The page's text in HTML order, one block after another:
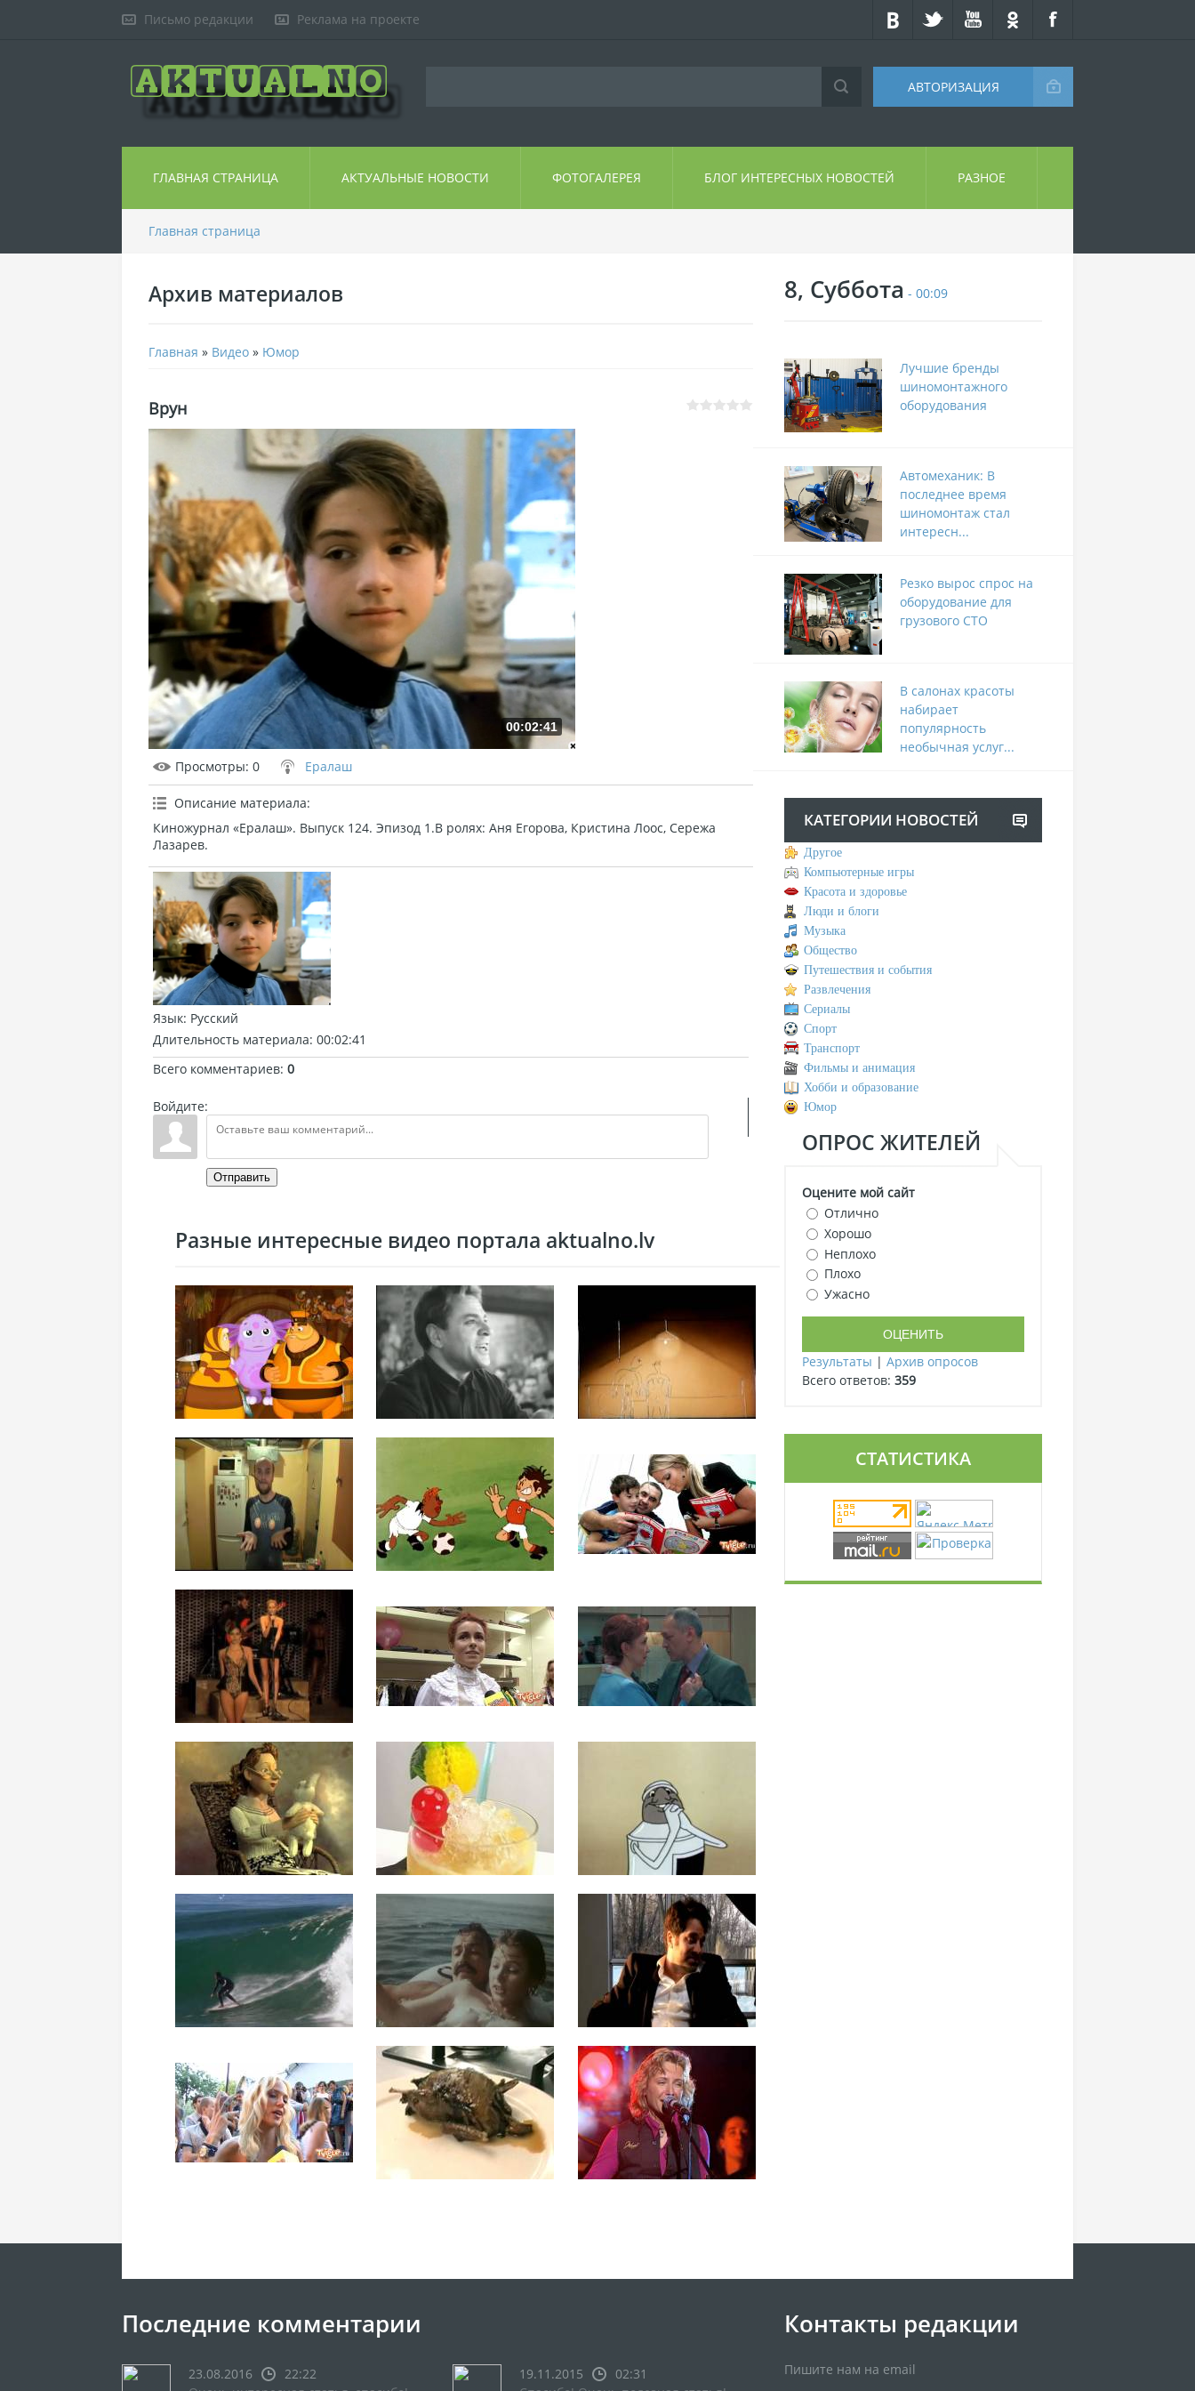
Письмо редакции Реклама на проекте
АВТОРИЗАЦИЯ
ГЛАВНАЯ СТРАНИЦА АКТУАЛЬНЫЕ НОВОСТИ ФОТОГАЛЕРЕЯ БЛОГ ИНТЕРЕСНЫХ НОВОСТЕЙ РАЗНОЕ
Главная страница
Архив материалов
Главная » Видео » Юмор
Врун
00:02:41
Просмотры: 0 Ералаш
Описание материала:
Киножурнал «Ералаш». Выпуск 124. Эпизод 1.В ролях: Аня Егорова, Кристина Лоос, Сережа
Лазарев.
Язык: Русский
Длительность материала: 00:02:41
Всего комментариев: 0
Войдите:
Отправить
Разные интересные видео портала aktualno.lv
8, Суббота - 00:09
Лучшие бренды
шиномонтажного
оборудования
Автомеханик: В
последнее время
шиномонтаж стал
интересн...
Резко вырос спрос на
оборудование для
грузового СТО
В салонах красоты
набирает
популярность
необычная услуг...
КАТЕГОРИИ НОВОСТЕЙ
Другое
Компьютерные игры
Красота и здоровье
Люди и блоги
Музыка
Общество
Путешествия и события
Развлечения
Сериалы
Спорт
Транспорт
Фильмы и анимация
Хобби и образование
Юмор
ОПРОС ЖИТЕЛЕЙ
Оцените мой сайт
Отлично
Хорошо
Неплохо
Плохо
Ужасно
Результаты | Архив опросов
Всего ответов: 359
СТАТИСТИКА
Последние комментарии
23.08.2016
22:22
19.11.2015
02:31
Контакты редакции
Пишите нам на email